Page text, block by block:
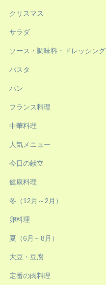
クリスマス
サラダ
ソース・調味料・ドレッシング
パスタ
パン
フランス料理
中華料理
人気メニュー
今日の献立
健康料理
冬（12月～2月）
卵料理
夏（6月～8月）
大豆・豆腐
定番の肉料理